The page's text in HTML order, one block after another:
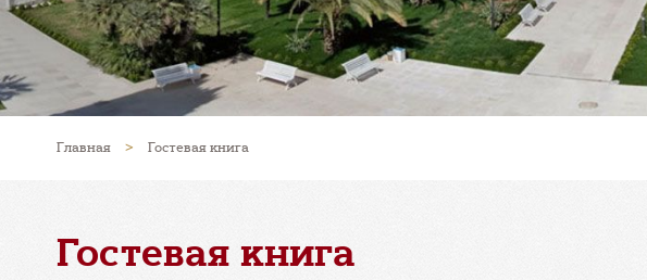
Главная > Гостевая книга
Гостевая книга